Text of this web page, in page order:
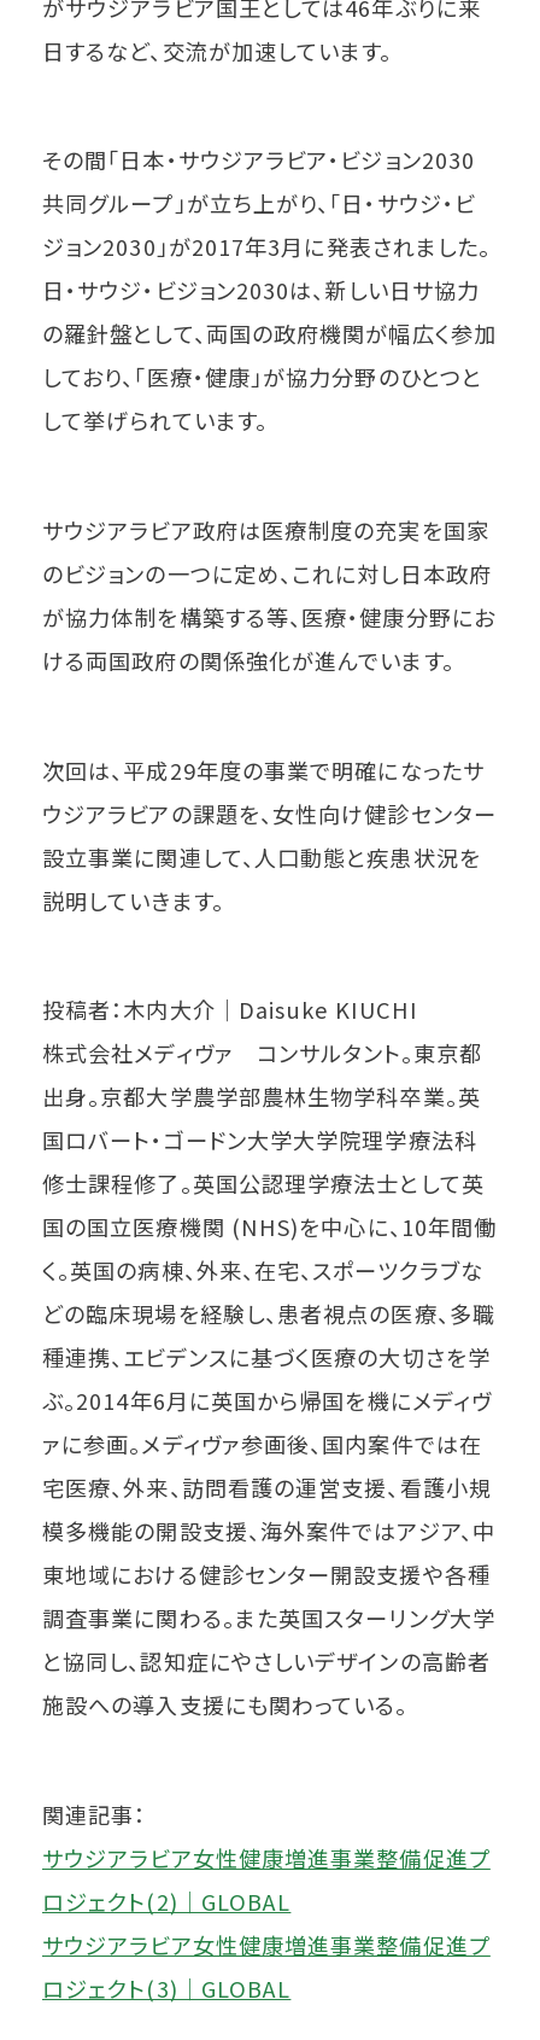
がサウジアラビア国王としては46年ぶりに来
日するなど、交流が加速しています。
その間「日本・サウジアラビア・ビジョン2030
共同グループ」が立ち上がり、「日・サウジ・ビ
ジョン2030」が2017年3月に発表されました。
日・サウジ・ビジョン2030は、新しい日サ協力
の羅針盤として、両国の政府機関が幅広く参加
しており、「医療・健康」が協力分野のひとつと
して挙げられています。
サウジアラビア政府は医療制度の充実を国家
のビジョンの一つに定め、これに対し日本政府
が協力体制を構築する等、医療・健康分野にお
ける両国政府の関係強化が進んでいます。
次回は、平成29年度の事業で明確になったサ
ウジアラビアの課題を、女性向け健診センター
設立事業に関連して、人口動態と疾患状況を
説明していきます。
投稿者：木内大介│Daisuke KIUCHI
株式会社メディヴァ コンサルタント。東京都
出身。京都大学農学部農林生物学科卒業。英
国ロバート・ゴードン大学大学院理学療法科
修士課程修了。英国公認理学療法士として英
国の国立医療機関 (NHS)を中心に、10年間働
く。英国の病棟、外来、在宅、スポーツクラブな
どの臨床現場を経験し、患者視点の医療、多職
種連携、エビデンスに基づく医療の大切さを学
ぶ。2014年6月に英国から帰国を機にメディヴ
ァに参画。メディヴァ参画後、国内案件では在
宅医療、外来、訪問看護の運営支援、看護小規
模多機能の開設支援、海外案件ではアジア、中
東地域における健診センター開設支援や各種
調査事業に関わる。また英国スターリング大学
と協同し、認知症にやさしいデザインの高齢者
施設への導入支援にも関わっている。
関連記事：
サウジアラビア女性健康増進事業整備促進プ
ロジェクト(2)│GLOBAL
サウジアラビア女性健康増進事業整備促進プ
ロジェクト(3)│GLOBAL